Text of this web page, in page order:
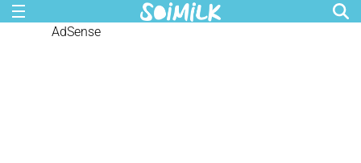
AdSense